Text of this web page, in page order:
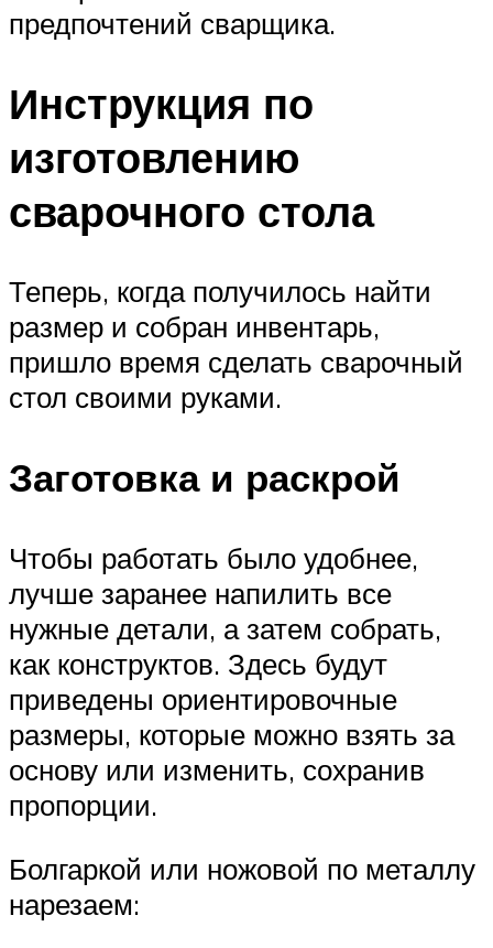
предпочтений сварщика.
Инструкция по
изготовлению
сварочного стола
Теперь, когда получилось найти
размер и собран инвентарь,
пришло время сделать сварочный
стол своими руками.
Заготовка и раскрой
Чтобы работать было удобнее,
лучше заранее напилить все
нужные детали, а затем собрать,
как конструктов. Здесь будут
приведены ориентировочные
размеры, которые можно взять за
основу или изменить, сохранив
пропорции.
Болгаркой или ножовой по металлу
нарезаем: